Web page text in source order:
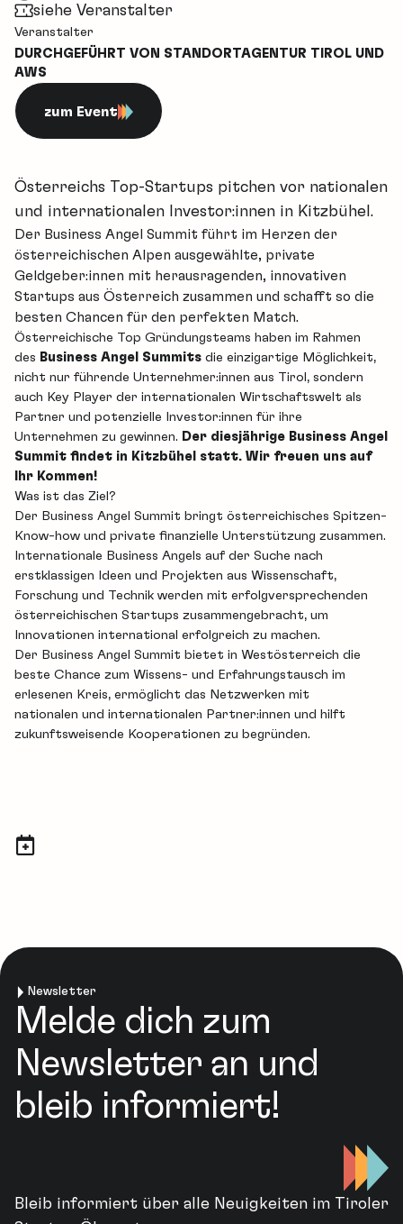
Österreichs Top-Startups pitchen vor nationalen
und internationalen Investor:innen in Kitzbühel.
Der Business Angel Summit führt im Herzen der
österreichischen Alpen ausgewählte, private
Geldgeber:innen mit herausragenden, innovativen
Startups aus Österreich zusammen und schafft so die
besten Chancen für den perfekten Match.
Österreichische Top Gründungsteams haben im Rahmen
des Business Angel Summits die einzigartige Möglichkeit,
nicht nur führende Unternehmer:innen aus Tirol, sondern
auch Key Player der internationalen Wirtschaftswelt als
Partner und potenzielle Investor:innen für ihre
Unternehmen zu gewinnen. Der diesjährige Business Angel
Summit findet in Kitzbühel statt. Wir freuen uns auf
Ihr Kommen!
Was ist das Ziel?
Der Business Angel Summit bringt österreichisches Spitzen-
Know-how und private finanzielle Unterstützung zusammen.
Internationale Business Angels auf der Suche nach
erstklassigen Ideen und Projekten aus Wissenschaft,
Forschung und Technik werden mit erfolgversprechenden
österreichischen Startups zusammengebracht, um
Innovationen international erfolgreich zu machen.
Der Business Angel Summit bietet in Westösterreich die
beste Chance zum Wissens- und Erfahrungstausch im
erlesenen Kreis, ermöglicht das Netzwerken mit
nationalen und internationalen Partner:innen und hilft
zukunftsweisende Kooperationen zu begründen.
zum Event
siehe Veranstalter
Veranstalter
DURCHGEFÜHRT VON STANDORTAGENTUR TIROL UND
AWS
Newsletter
Melde dich zum
Newsletter an und
bleib informiert!
Bleib informiert über alle Neuigkeiten im Tiroler